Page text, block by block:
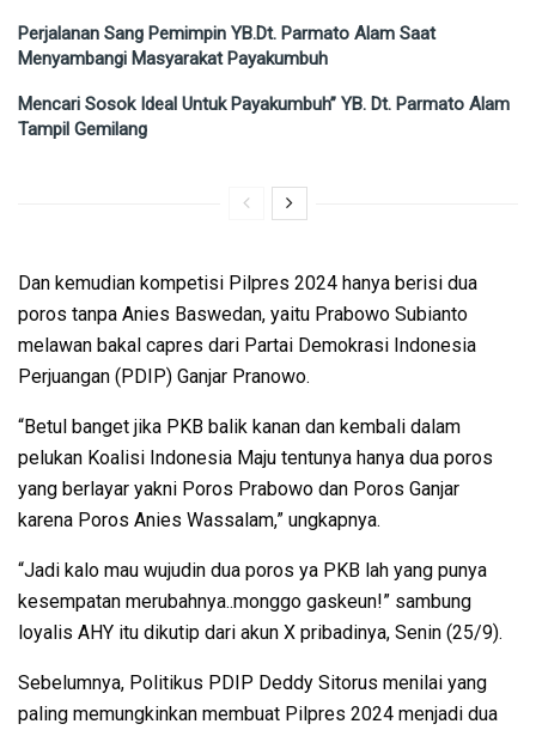
Perjalanan Sang Pemimpin YB.Dt. Parmato Alam Saat
Menyambangi Masyarakat Payakumbuh
Mencari Sosok Ideal Untuk Payakumbuh” YB. Dt. Parmato Alam
Tampil Gemilang
Dan kemudian kompetisi Pilpres 2024 hanya berisi dua
poros tanpa Anies Baswedan, yaitu Prabowo Subianto
melawan bakal capres dari Partai Demokrasi Indonesia
Perjuangan (PDIP) Ganjar Pranowo.
“Betul banget jika PKB balik kanan dan kembali dalam
pelukan Koalisi Indonesia Maju tentunya hanya dua poros
yang berlayar yakni Poros Prabowo dan Poros Ganjar
karena Poros Anies Wassalam,” ungkapnya.
“Jadi kalo mau wujudin dua poros ya PKB lah yang punya
kesempatan merubahnya..monggo gaskeun!” sambung
loyalis AHY itu dikutip dari akun X pribadinya, Senin (25/9).
Sebelumnya, Politikus PDIP Deddy Sitorus menilai yang
paling memungkinkan membuat Pilpres 2024 menjadi dua